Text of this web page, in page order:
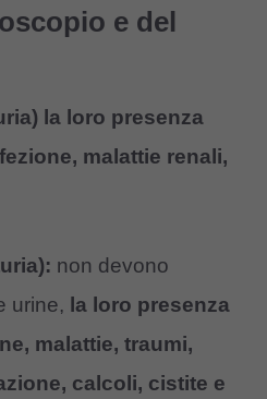
e del
la loro presenza
malattie renali,
non devono
urine, la loro presenza
malattie, traumi,
calcoli, cistite e